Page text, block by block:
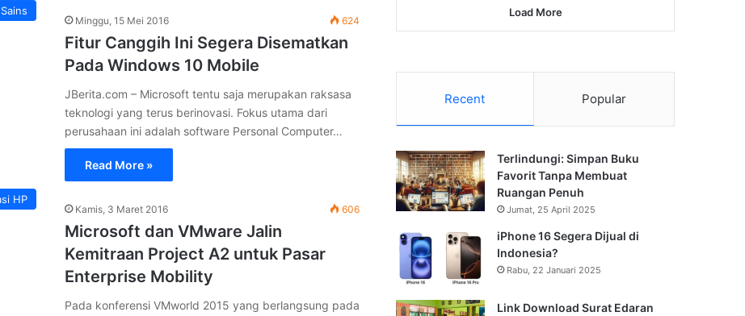
Minggu, 15 Mei 2016 624
Fitur Canggih Ini Segera Disematkan
Pada Windows 10 Mobile
JBerita.com – Microsoft tentu saja merupakan raksasa
teknologi yang terus berinovasi. Fokus utama dari
perusahaan ini adalah software Personal Computer…
Read More »
HP
Kamis, 3 Maret 2016 606
Microsoft dan VMware Jalin
Kemitraan Project A2 untuk Pasar
Enterprise Mobility
Pada konferensi VMworld 2015 yang berlangsung pada
Load More
Recent Popular
Terlindungi: Simpan Buku
Favorit Tanpa Membuat
Ruangan Penuh
Jumat, 25 April 2025
iPhone 16 Segera Dijual di
Indonesia?
Rabu, 22 Januari 2025
Link Download Surat Edaran